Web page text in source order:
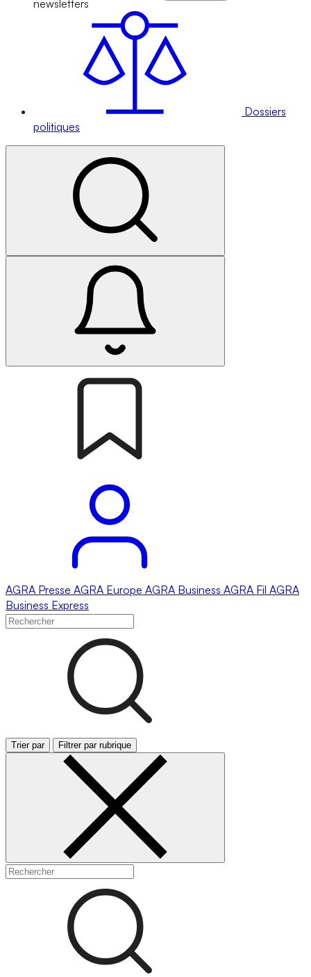
newsletters
Dossiers
politiques
AGRA Presse AGRA Europe AGRA Business AGRA Fil AGRA
Business Express
Trier par Filtrer par rubrique